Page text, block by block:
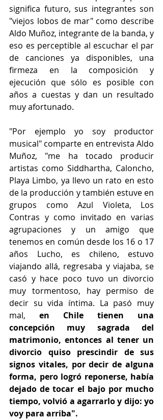
significa futuro, sus integrantes son
"viejos lobos de mar" como describe
Aldo Muñoz, integrante de la banda, y
eso es perceptible al escuchar el par
de canciones ya disponibles, una
firmeza en la composición y
ejecución que sólo es posible con
años a cuestas y dan un resultado
muy afortunado.
"Por ejemplo yo soy productor
musical" comparte en entrevista Aldo
Muñoz, "me ha tocado producir
artistas como Siddhartha, Caloncho,
Playa Limbo, ya llevo un rato en esto
de la producción y también estuve en
grupos como Azul Violeta, Los
Contras y como invitado en varias
agrupaciones y un amigo que
tenemos en común desde los 16 o 17
años Lucho, es chileno, estuvo
viajando allá, regresaba y viajaba, se
casó y hace poco tuvo un divorcio
muy tormentoso, hay permiso de
decir su vida íntima. La pasó muy
mal, en Chile tienen una
concepción muy sagrada del
matrimonio, entonces al tener un
divorcio quiso prescindir de sus
signos vitales, por decir de alguna
forma, pero logró reponerse, había
dejado de tocar el bajo por mucho
tiempo, volvió a agarrarlo y dijo: yo
voy para arriba".